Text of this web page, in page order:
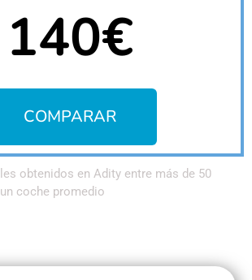
140€
COMPARAR
obtenidos en Adity entre más de 50
coche promedio